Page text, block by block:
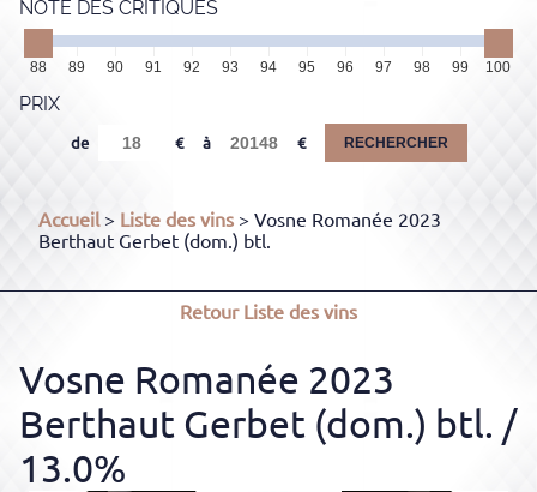
NOTE DES CRITIQUES
88 89 90 91 92 93 94 95 96 97 98 99 100
PRIX
de à RECHERCHER
Accueil> Liste des vins > Vosne Romanée 2023
Berthaut Gerbet (dom.) btl.
RetourListe des vins
Vosne Romanée 2023
Berthaut Gerbet (dom.) btl. /
13.0%